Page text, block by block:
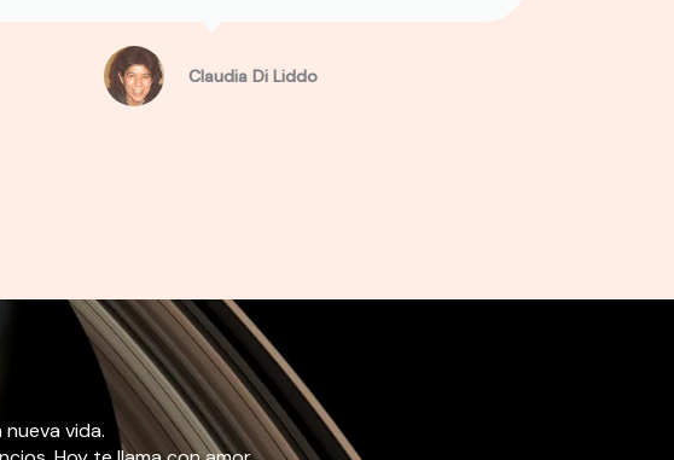
Claudia Di Liddo
vida.